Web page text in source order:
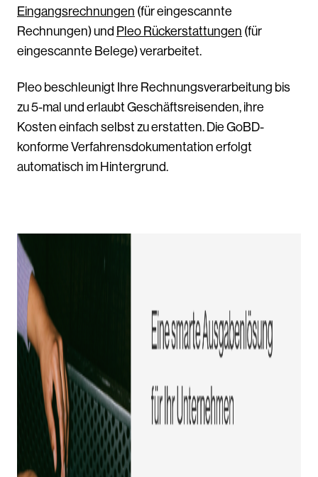
Eingangsrechnungen (für eingescannte
Rechnungen) und Pleo Rückerstattungen (für
eingescannte Belege) verarbeitet.
Pleo beschleunigt Ihre Rechnungsverarbeitung bis
zu 5-mal und erlaubt Geschäftsreisenden, ihre
Kosten einfach selbst zu erstatten. Die GoBD-
konforme Verfahrensdokumentation erfolgt
automatisch im Hintergrund.